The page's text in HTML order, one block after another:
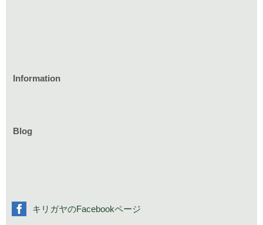
家づくりのイベント情報
Information
お知らせ一覧
Blog
社長の不定期日記
キリガヤのFacebookページ